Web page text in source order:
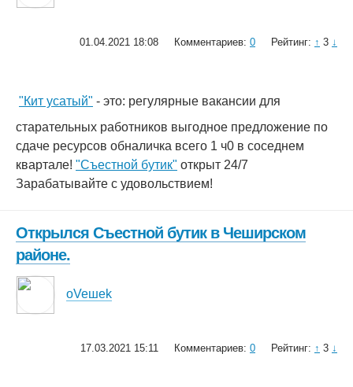
01.04.2021 18:08 Комментариев: 0 Рейтинг: ↑ 3 ↓
"Кит усатый" - это: регулярные вакансии для
старательных работников выгодное предложение по
сдаче ресурсов обналичка всего 1 ч0 в соседнем
квартале! "Съестной бутик" открыт 24/7
Зарабатывайте с удовольствием!
Открылся Съестной бутик в Чеширском
районе.
oVeшеk
17.03.2021 15:11 Комментариев: 0 Рейтинг: ↑ 3 ↓